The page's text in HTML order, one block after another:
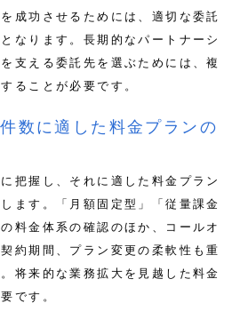
成功させるためには、適切な委託
なります。長期的なパートナーシ
支える委託先を選ぶためには、複
ることが必要です。
数に適した料金プランの
把握し、それに適した料金プラン
ます。「月額固定型」「従量課金
料金体系の確認のほか、コールオ
約期間、プラン変更の柔軟性も重
将来的な業務拡大を見越した料金
です。